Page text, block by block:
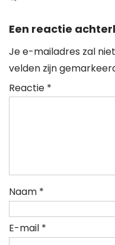
Een reactie
Je e-mailadres zal
velden zijn
Reactie *
Naam *
E-mail *